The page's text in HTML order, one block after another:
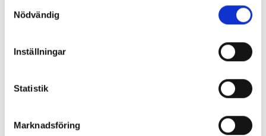
Nödvändig
Inställningar
Statistik
Marknadsföring
BéKa
LOVE 5 - Hemlig kärlek